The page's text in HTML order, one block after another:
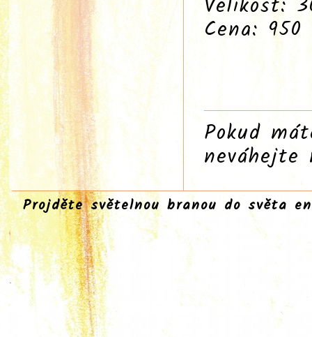
Cena: 950
Pokud
Projděte světelnou branou do světa